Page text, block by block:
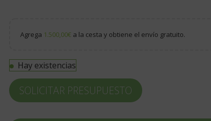
Agrega 1.500,00€ a la cesta y obtiene el envío gratuito.
Hay existencias
SOLICITAR PRESUPUESTO